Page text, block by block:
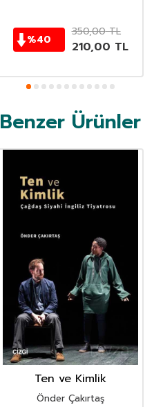
%40
350,00TL
210,00 TL
Benzer Ürünler
Ten ve Kimlik
Önder Çakırtaş